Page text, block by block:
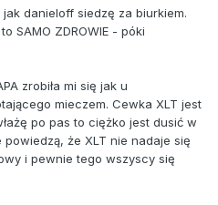
danieloff siedzę za biurkiem.
SAMO ZDROWIE - póki
zrobiła mi się jak u
mieczem. Cewka XLT jest
po pas to ciężko jest dusić w
powiedzą, że XLT nie nadaje się
i pewnie tego wszyscy się